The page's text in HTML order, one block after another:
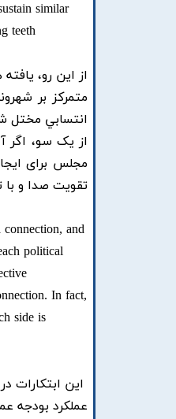
similar
teeth
از این رو،
متمرکز بر
انتسابي مختل
از یک سو، اگر
مجلس برای
تقویت صدا و
and
political
In fact,
side is
این ابتکارات
عملکرد بودجه